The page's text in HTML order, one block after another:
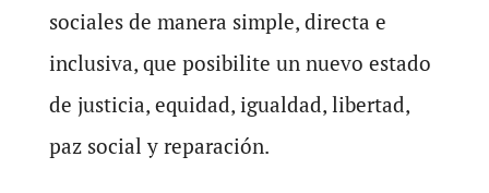
sociales de manera simple, directa e
inclusiva, que posibilite un nuevo estado
de justicia, equidad, igualdad, libertad,
paz social y reparación.